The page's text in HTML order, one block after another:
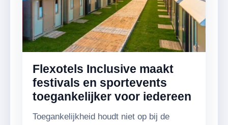
Flexotels Inclusive maakt
festivals en sportevents
toegankelijker voor iedereen
Toegankelijkheid houdt niet op bij de